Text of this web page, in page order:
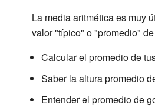
La media aritmética es muy
valor "típico" o "promedio"
Calcular el promedio de
Saber la altura promedio
Entender el promedio de